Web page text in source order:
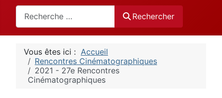
Rechercher
Rechercher
Vous êtes ici : Accueil
Rencontres Cinématographiques
2021 - 27e Rencontres
Cinématographiques